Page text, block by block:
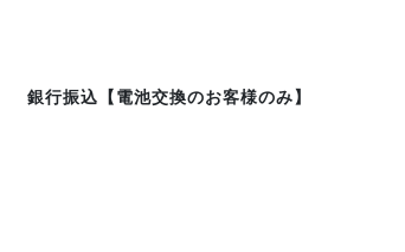
銀行振込【電池交換のお客様のみ】